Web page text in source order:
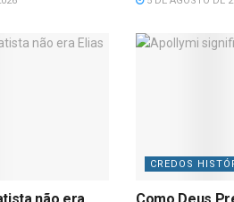
não era
CREDOS
Como Deus